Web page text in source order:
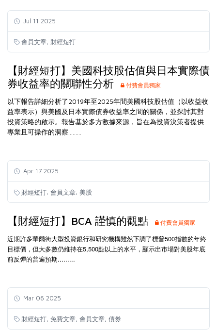
Jul 11 2025
會員文章 財經短打
【財經短打】美國科技股估值與日本實際債
券收益率的關聯性分析
付費會員獨家
以下報告詳細分析了2019年至2025年間美國科技股估值（以收益收
益率表示）與美國及日本實際債券收益率之間的關係，並探討其對
投資策略的啟示。報告基於多方數據來源，旨在為投資決策者提供
專業且可操作的洞察.........
Apr 17 2025
財經短打, 會員文章, 美股
【財經短打】BCA 謹慎的觀點 付費會員獨家
近期許多華爾街大型投資銀行和研究機構雖然下調了標普500指數的年終
目標價，但大多數仍維持在5,500點以上的水平，顯示出市場對美股年底
前反彈的普遍預期.........
Mar 06 2025
財經短打 免費文章 會員文章 債券